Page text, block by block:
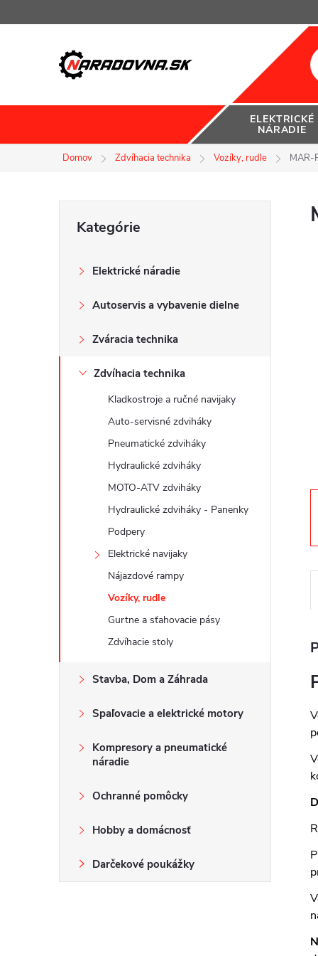
na
ELEKTRICKÉ
NÁRADIE
Domov Zdvíhacia technika Vozíky, rudle MAR-
ý
kategórie
Kategórie
Elektrické náradie
Autoservis a vybavenie dielne
Zváracia technika
Zdvíhacia technika
Kladkostroje a ručné navijaky
Auto-servisné zdviháky
Pneumatické zdviháky
Hydraulické zdviháky
MOTO-ATV zdviháky
Hydraulické zdviháky - Panenky
Podpery
Elektrické navijaky
Nájazdové rampy
Vozíky, rudle
Gurtne a sťahovacie pásy
Zdvíhacie stoly
Stavba, Dom a Záhrada
Spaľovacie a elektrické motory
Kompresory a pneumatické
náradie
Ochranné pomôcky
Hobby a domácnosť
Darčekové poukážky